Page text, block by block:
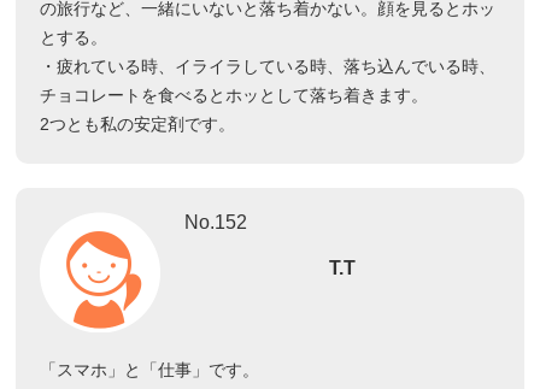
の旅行など、一緒にいないと落ち着かない。顔を見るとホッ
とする。
・疲れている時、イライラしている時、落ち込んでいる時、
チョコレートを食べるとホッとして落ち着きます。
2つとも私の安定剤です。
No.152
T.T
「スマホ」と「仕事」です。